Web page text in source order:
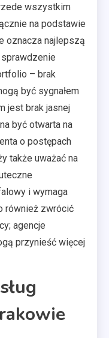
wszystkim
na podstawie
oznacza najlepszą
sprawdzenie
– brak
być sygnałem
jest brak jasnej
być otwarta na
o postępach
także uważać na
i wymaga
również zwrócić
agencje
przynieść więcej